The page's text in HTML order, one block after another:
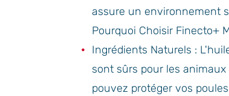
assure un environnement
Pourquoi Choisir Finecto+
Ingrédients Naturels :
sont sûrs pour les
pouvez protéger vos